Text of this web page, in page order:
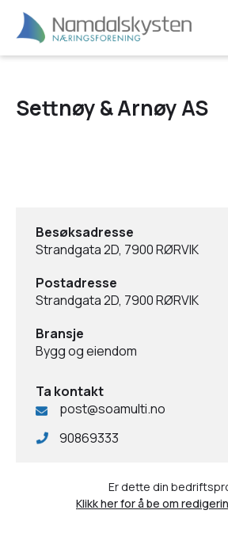
Settnøy & Arnøy AS
Besøksadresse
Strandgata 2D, 7900 RØRVIK
Postadresse
Strandgata 2D, 7900 RØRVIK
Bransje
Bygg og eiendom
Ta kontakt
post@soamulti.no
90869333
Er dette din
Klikk her for å be om